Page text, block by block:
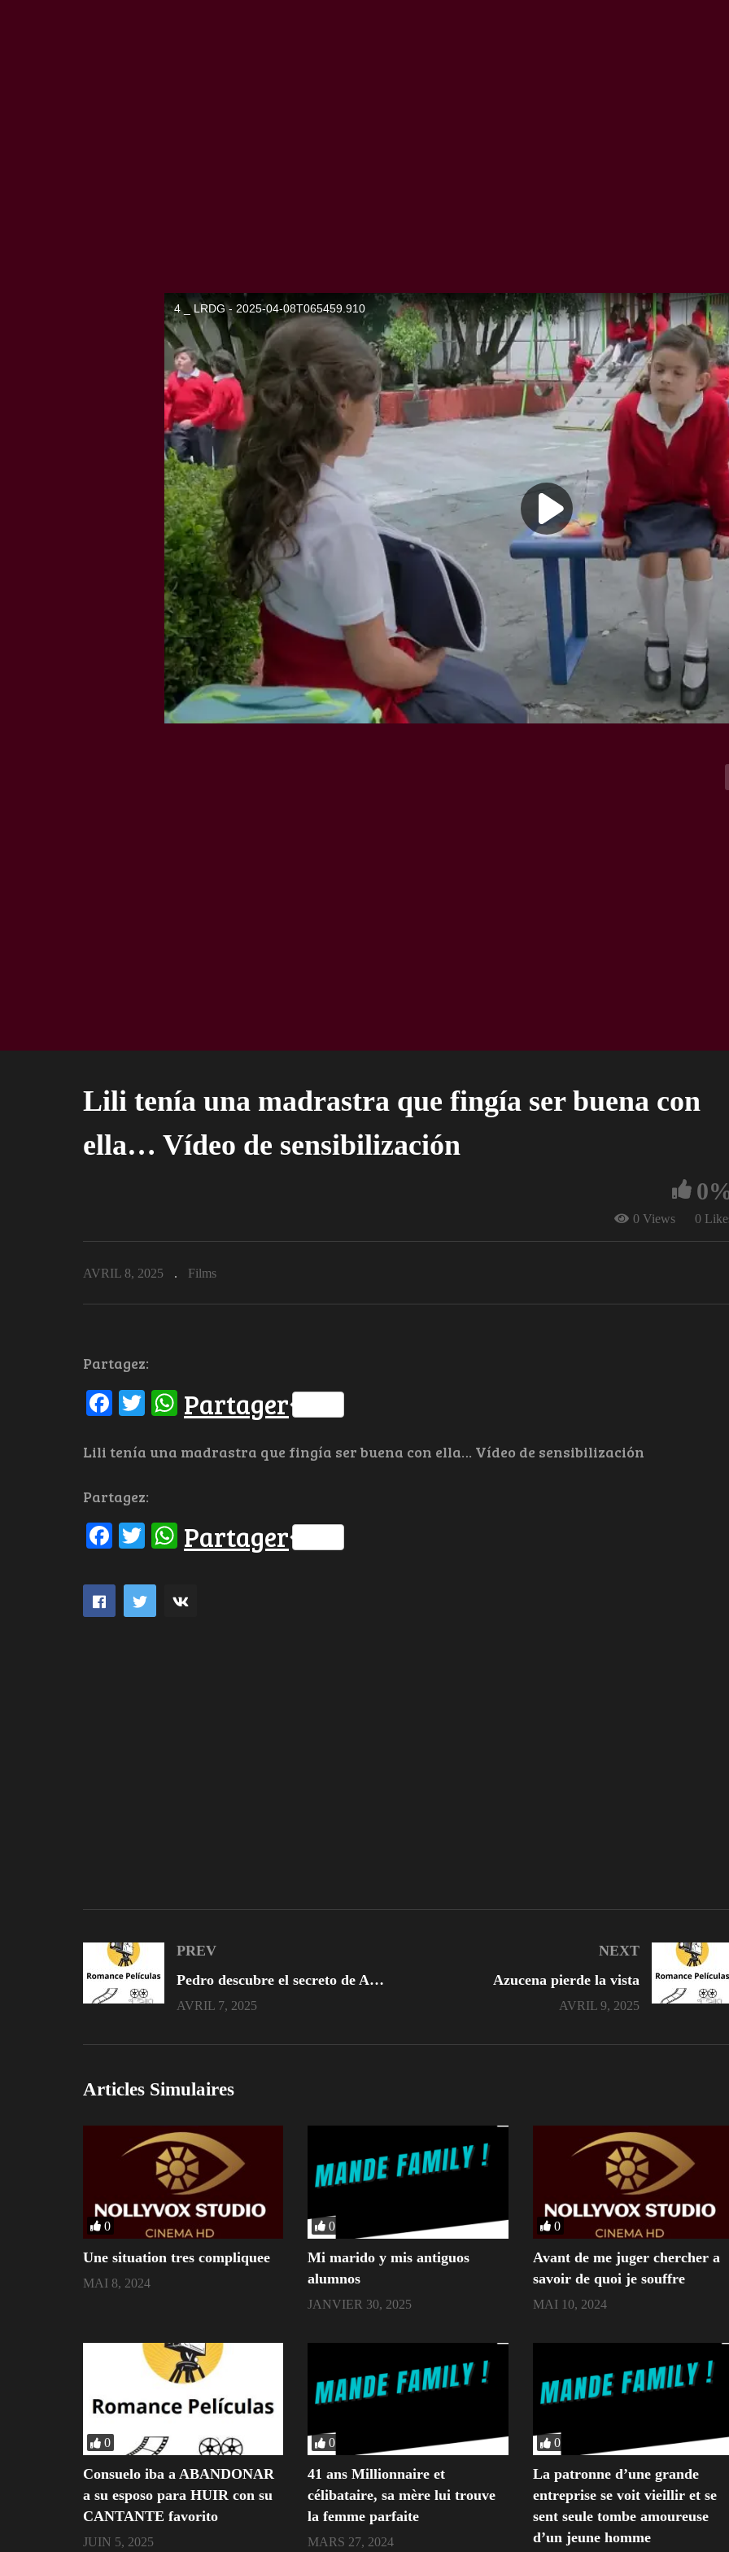
Lili tenía una madrastra que fingía ser buena con
ella… Vídeo de sensibilización
0 Views 0
AVRIL 8, 2025 Films
Partagez:
Facebook
Twitter
WhatsApp
Partager
Lili tenía una madrastra que fingía ser buena con ella… Vídeo de sensibilización
Partagez:
Facebook
Twitter
WhatsApp
Partager
PREV
Pedro descubre el secreto de Adelina
AVRIL 7, 2025
NEXT
Azucena pierde la vista
AVRIL 9, 2025
Articles Simulaires
0
Une situation tres compliquee
MAI 8, 2024
0
Mi marido y mis antiguos
alumnos
JANVIER 30, 2025
0
Avant de me juger chercher a
savoir de quoi je souffre
MAI 10, 2024
0
Consuelo iba a ABANDONAR
a su esposo para HUIR con su
CANTANTE favorito
JUIN 5, 2025
0
41 ans Millionnaire et
célibataire, sa mère lui trouve
la femme parfaite
MARS 27, 2024
0
La patronne d’une grande
entreprise se voit vieillir et se
sent seule tombe amoureuse
d’un jeune homme